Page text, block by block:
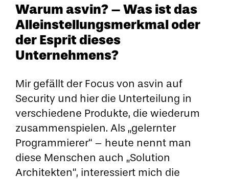
Warum asvin? – Was ist das
Alleinstellungsmerkmal oder
der Esprit dieses
Unternehmens?
Mir gefällt der Focus von asvin auf
Security und hier die Unterteilung in
verschiedene Produkte, die wiederum
zusammenspielen. Als „gelernter
Programmierer“ – heute nennt man
diese Menschen auch „Solution
Architekten“, interessiert mich die